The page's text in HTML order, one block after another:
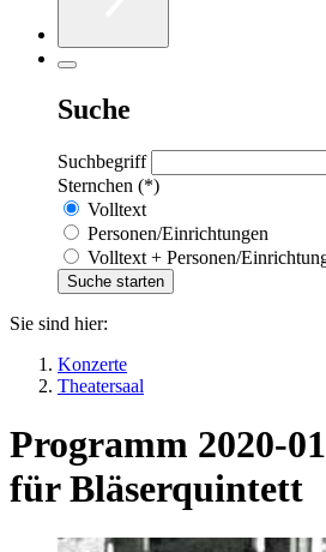
Suche
Suchbegriff
Sternchen (*)
Volltext
Personen/Einrichtungen
Volltext + Personen/
Sie sind hier:
Konzerte
Theatersaal
Programm 2020-
für Bläserquintett